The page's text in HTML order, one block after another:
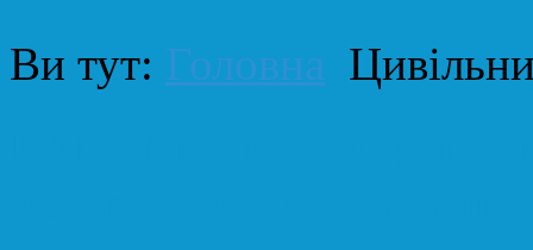
Ви тут: Головна